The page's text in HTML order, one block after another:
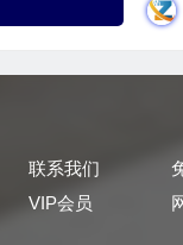
联系我们
VIP会员